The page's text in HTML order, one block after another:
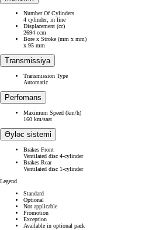
Number Of Cylinders
4 cylinder, in line
Displacement (cc)
2694 ccm
Bore x Stroke (mm x mm)
x 95 mm
Transmissiya
Transmission Type
Automatic
Perfomans
Maximum Speed (km/h)
160 km/saat
Əyləc sistemi
Brakes Front
Ventilated disc 4-cylinder
Brakes Rear
Ventilated disc 1-cylinder
Legend
Standard
Optional
Not applicable
Promotion
Exception
Available in optional pack